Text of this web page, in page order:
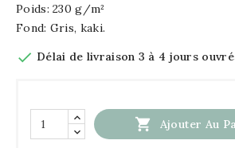
Poids: 230 g/m²
Fond: Gris, kaki.
 Délai de livraison 3 à 4 jours
 Ajouter Au